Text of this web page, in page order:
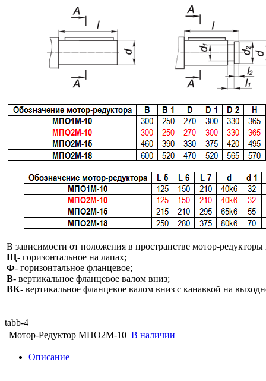
В зависимости от положения в пространстве мотор-
Щ- горизонтальное на лапах;
Ф- горизонтальное фланцевое;
В- вертикальное фланцевое валом вниз;
ВК- вертикальное фланцевое валом вниз с канавкой на
tabb-4
Мотор-Редуктор МПО2М-10 В наличии
Описание